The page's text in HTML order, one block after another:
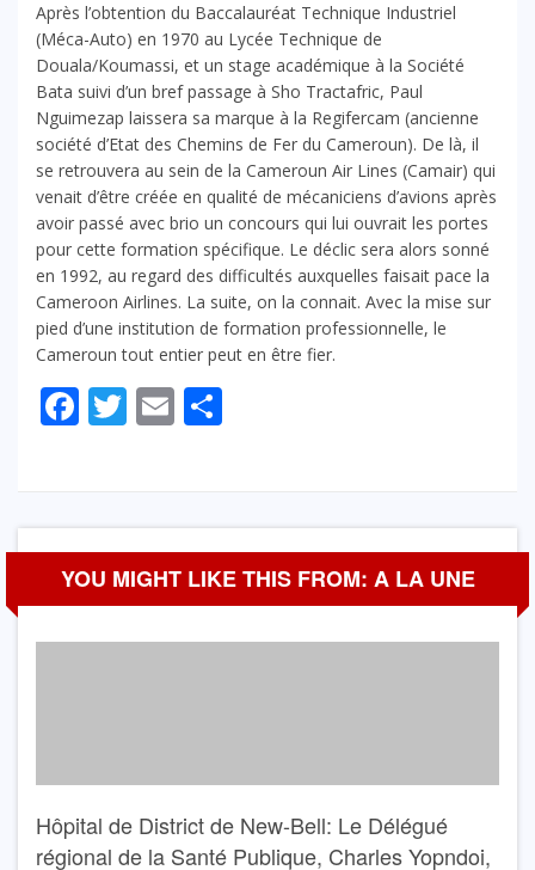
Après l’obtention du Baccalauréat Technique Industriel
(Méca-Auto) en 1970 au Lycée Technique de
Douala/Koumassi, et un stage académique à la Société
Bata suivi d’un bref passage à Sho Tractafric, Paul
Nguimezap laissera sa marque à la Regifercam (ancienne
société d’Etat des Chemins de Fer du Cameroun). De là, il
se retrouvera au sein de la Cameroun Air Lines (Camair) qui
venait d’être créée en qualité de mécaniciens d’avions après
avoir passé avec brio un concours qui lui ouvrait les portes
pour cette formation spécifique. Le déclic sera alors sonné
en 1992, au regard des difficultés auxquelles faisait pace la
Cameroon Airlines. La suite, on la connait. Avec la mise sur
pied d’une institution de formation professionnelle, le
Cameroun tout entier peut en être fier.
Facebook
Twitter
Email
YOU MIGHT LIKE THIS FROM: A LA UNE
Hôpital de District de New-Bell: Le Délégué
régional de la Santé Publique, Charles Yopndoi,